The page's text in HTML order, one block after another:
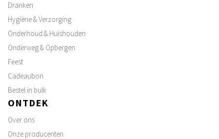
Dranken
Hygiëne & Verzorging
Onderhoud & Huishouden
Onderweg & Opbergen
Feest
Cadeaubon
Bestel in bulk
ONTDEK
Over ons
Onze producenten